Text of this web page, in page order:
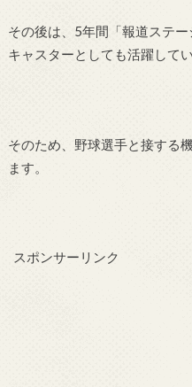
その後は、 5年間「報道ステ
キャスターとしても活躍して
そのため、野球選手と接する
ます。
スポンサーリンク